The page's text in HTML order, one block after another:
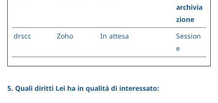
archivia
zione
drscc
Zoho In attesa
Session
e
5. Quali diritti Lei ha in qualità di interessato: